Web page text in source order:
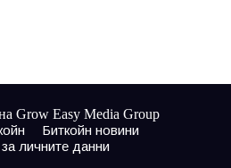
Grow Easy Media Group
Биткойн новини
личните данни